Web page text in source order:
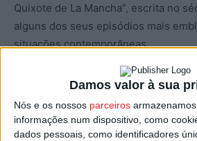
Damos valor à sua
Nós e os nossos parceiros
informações num dispositivo, como
dados pessoais, como identificadores
Quixote de La Mancha”, escrita no
alguns dos seus episódios mais
situações contemporâneas.
Uma das particularidades do
através de um filme realizado em
Quinta do Loureiro, em Silgueiros,